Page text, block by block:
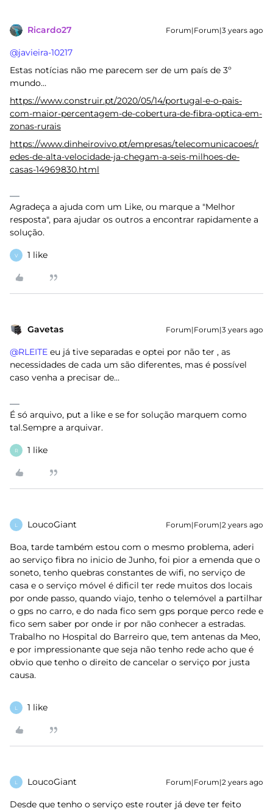
Ricardo27 Forum|Forum|3 years ago
@javieira-10217
Estas notícias não me parecem ser de um país de 3º
mundo…
https://www.construir.pt/2020/05/14/portugal-e-o-pais-
com-maior-percentagem-de-cobertura-de-fibra-optica-em-
zonas-rurais
https://www.dinheirovivo.pt/empresas/telecomunicacoes/r
edes-de-alta-velocidade-ja-chegam-a-seis-milhoes-de-
casas-14969830.html
Agradeça a ajuda com um Like, ou marque a "Melhor
resposta", para ajudar os outros a encontrar rapidamente a
solução.
V 1 like
Gavetas Forum|Forum|3 years ago
@RLEITE eu já tive separadas e optei por não ter , as
necessidades de cada um são diferentes, mas é possível
caso venha a precisar de…
É só arquivo, put a like e se for solução marquem como
tal.Sempre a arquivar.
R 1 like
L LoucoGiant Forum|Forum|2 years ago
Boa, tarde também estou com o mesmo problema, aderi
ao serviço fibra no inicio de Junho, foi pior a emenda que o
soneto, tenho quebras constantes de wifi, no serviço de
casa e o serviço móvel é dificil ter rede muitos dos locais
por onde passo, quando viajo, tenho o telemóvel a partilhar
o gps no carro, e do nada fico sem gps porque perco rede e
fico sem saber por onde ir por não conhecer a estradas.
Trabalho no Hospital do Barreiro que, tem antenas da Meo,
e por impressionante que seja não tenho rede acho que é
obvio que tenho o direito de cancelar o serviço por justa
causa.
L 1 like
L LoucoGiant Forum|Forum|2 years ago
Desde que tenho o serviço este router já deve ter feito